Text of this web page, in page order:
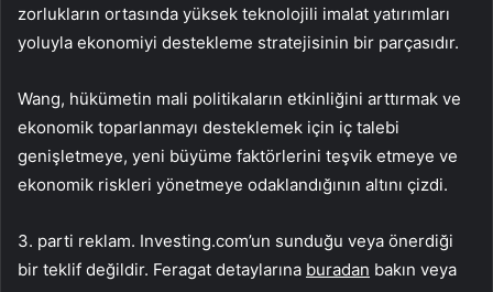
zorlukların ortasında yüksek teknolojili imalat yatırımları
yoluyla ekonomiyi destekleme stratejisinin bir parçasıdır.
Wang, hükümetin mali politikaların etkinliğini arttırmak ve
ekonomik toparlanmayı desteklemek için iç talebi
genişletmeye, yeni büyüme faktörlerini teşvik etmeye ve
ekonomik riskleri yönetmeye odaklandığının altını çizdi.
3. parti reklam. Investing.com’un sunduğu veya önerdiği
bir teklif değildir. Feragat detaylarına buradan bakın veya